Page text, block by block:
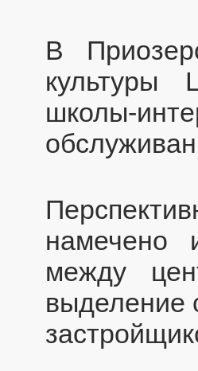
В
культуры
школы-
намечено
между
выделение